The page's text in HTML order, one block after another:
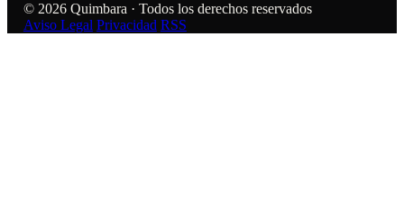
© 2026 Quimbara · Todos los derechos reservados
Aviso Legal Privacidad RSS